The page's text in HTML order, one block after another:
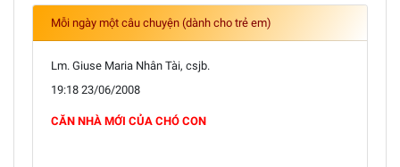
Mỗi ngày một câu chuyện (dành cho trẻ em)
Lm. Giuse Maria Nhân Tài, csjb.
19:18 23/06/2008
CĂN NHÀ MỚI CỦA CHÓ CON